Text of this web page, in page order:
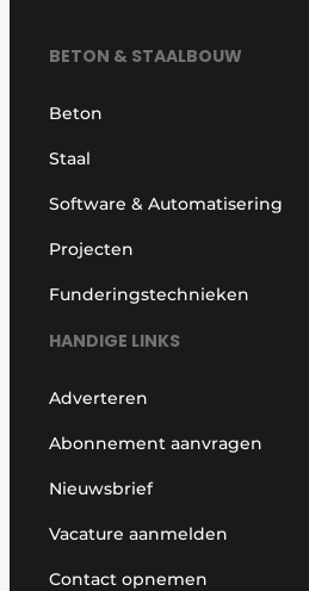
BETON & STAALBOUW
Beton
Staal
Software & Automatisering
Projecten
Funderingstechnieken
HANDIGE LINKS
Adverteren
Abonnement aanvragen
Nieuwsbrief
Vacature aanmelden
Contact opnemen